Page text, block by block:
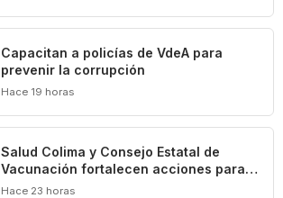
‎Capacitan a policías de VdeA ‎para
prevenir la corrupción
Hace 19 horas
Salud Colima y Consejo Estatal de
Vacunación fortalecen acciones para
prevenir la tuberculosis
Hace 23 horas